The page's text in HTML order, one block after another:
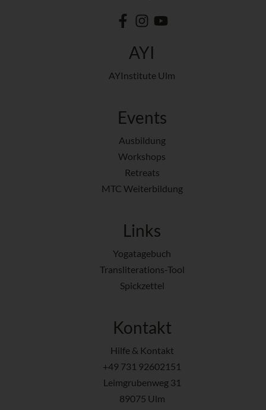
AYI
AYInstitute Ulm
Events
Ausbildung
Workshops
Retreats
MTC Weiterbildung
Links
Yogatagebuch
Transliterations-Tool
Spickzettel
Kontakt
Hilfe & Kontakt
+49 731 92602151
Leimgrubenweg 31
89075 Ulm